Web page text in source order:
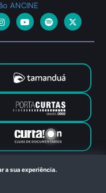
ANCINE
Feito com
a sua experiência.